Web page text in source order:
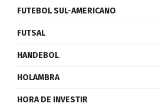
FUTEBOL SUL-AMERICANO
FUTSAL
HANDEBOL
HOLAMBRA
HORA DE INVESTIR